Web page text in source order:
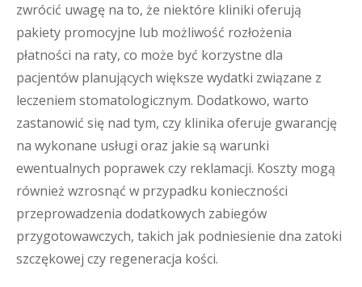
zwrócić uwagę na to, że niektóre kliniki oferują
pakiety promocyjne lub możliwość rozłożenia
płatności na raty, co może być korzystne dla
pacjentów planujących większe wydatki związane z
leczeniem stomatologicznym. Dodatkowo, warto
zastanowić się nad tym, czy klinika oferuje gwarancję
na wykonane usługi oraz jakie są warunki
ewentualnych poprawek czy reklamacji. Koszty mogą
również wzrosnąć w przypadku konieczności
przeprowadzenia dodatkowych zabiegów
przygotowawczych, takich jak podniesienie dna zatoki
szczękowej czy regeneracja kości.